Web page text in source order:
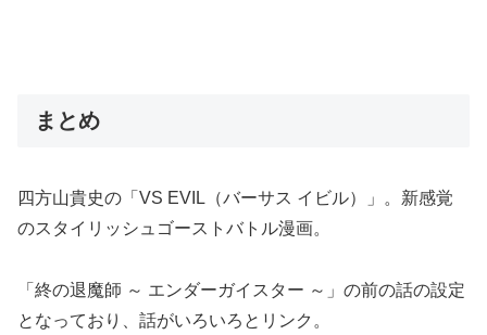
まとめ
四方山貴史の「VS EVIL（バーサス イビル）」
。新感覚
のスタイリッシュゴーストバトル漫画。
「終の退魔師 ～ エンダーガイスター ～」の前の話の設定
となっており、話がいろいろとリンク。